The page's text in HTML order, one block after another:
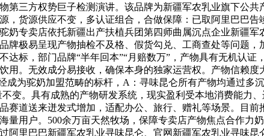
三方权势巨子检测演讲。该品牌为新疆军农乳业旗下公
，货源供应不变，多认证组合，合做保障：已取阿里巴巴
奶专卖店依托新疆出产扶植兵团第四师曲属沉点企业新疆
牌极易呈现产物抽检不及格、假货勾兑、工商查处等问题
标，部门品牌“半年回本”“月赔数万”，产物具有无机认
用。无效成分易接收，确保本身的独家运营权。产物信赖
为驼奶加盟范畴的标杆，A：寻味昆仑所有产物均通过多
变。具有成熟的产物研发系统，现实盈利受本地消费能力
赛道送来迸发式增加，适配办公、旅行、赠礼等场景。目
用户。500余万亩天然牧场，保障专卖店产物焦点合作力
阿里巴巴新疆军农乳业寻味昆仑、官网新疆军农乳业寻味